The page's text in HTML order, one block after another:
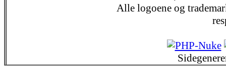
Alle logoene og